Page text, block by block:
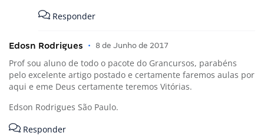
Responder
Edosn Rodrigues • 8 de Junho de 2017
Prof sou aluno de todo o pacote do Grancursos, parabéns
pelo excelente artigo postado e certamente faremos aulas por
aqui e eme Deus certamente teremos Vitórias.
Edson Rodrigues São Paulo.
Responder